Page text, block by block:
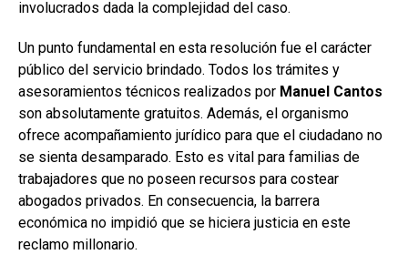
involucrados dada la complejidad del caso.
Un punto fundamental en esta resolución fue el carácter
público del servicio brindado. Todos los trámites y
asesoramientos técnicos realizados por Manuel Cantos
son absolutamente gratuitos. Además, el organismo
ofrece acompañamiento jurídico para que el ciudadano no
se sienta desamparado. Esto es vital para familias de
trabajadores que no poseen recursos para costear
abogados privados. En consecuencia, la barrera
económica no impidió que se hiciera justicia en este
reclamo millonario.